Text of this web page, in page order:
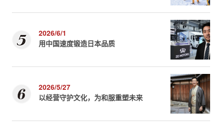
2026/6/1
用中国速度锻造日本品质
2026/5/27
以经营守护文化，为和服重塑未来